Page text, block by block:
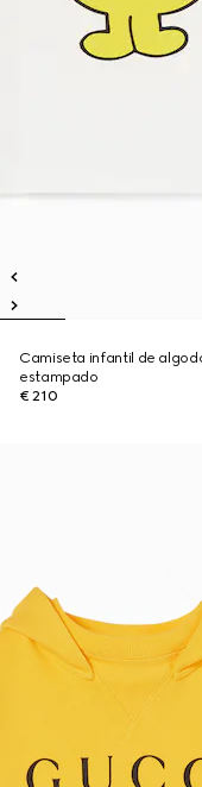
Camiseta infantil de
estampado
€ 210